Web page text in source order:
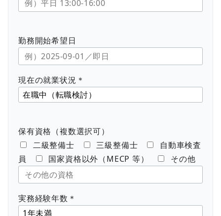
勤務開始希望日
現在の就業状況＊
保有資格（複数選択可）
二級整備士
三級整備士
自動車検査
員
国家資格以外（MECP 等） その他
実務経験年数＊